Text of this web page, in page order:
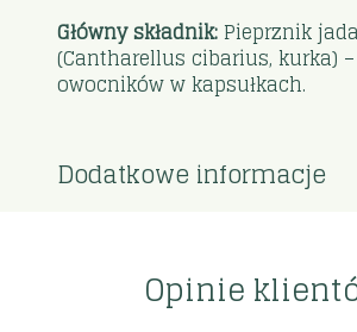
Główny składnik: Pieprznik
(Cantharellus cibarius, kurka)
owocników w kapsułkach.
Dodatkowe informacje
Opinie